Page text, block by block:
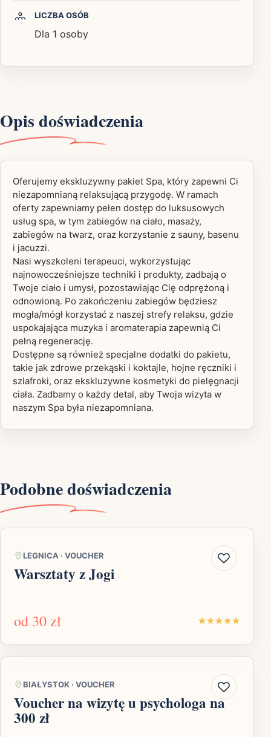
LICZBA OSÓB
Dla 1 osoby
Opis doświadczenia
Oferujemy ekskluzywny pakiet Spa, który zapewni Ci
niezapomnianą relaksującą przygodę. W ramach
oferty zapewniamy pełen dostęp do luksusowych
usług spa, w tym zabiegów na ciało, masaży,
zabiegów na twarz, oraz korzystanie z sauny, basenu
i jacuzzi.
Nasi wyszkoleni terapeuci, wykorzystując
najnowocześniejsze techniki i produkty, zadbają o
Twoje ciało i umysł, pozostawiając Cię odprężoną i
odnowioną. Po zakończeniu zabiegów będziesz
mogła/mógł korzystać z naszej strefy relaksu, gdzie
uspokajająca muzyka i aromaterapia zapewnią Ci
pełną regenerację.
Dostępne są również specjalne dodatki do pakietu,
takie jak zdrowe przekąski i koktajle, hojne ręczniki i
szlafroki, oraz ekskluzywne kosmetyki do pielęgnacji
ciała. Zadbamy o każdy detal, aby Twoja wizyta w
naszym Spa była niezapomniana.
Podobne doświadczenia
LEGNICA · VOUCHER
Warsztaty z Jogi
od 30 zł
BIAŁYSTOK · VOUCHER
Voucher na wizytę u psychologa na
300 zł